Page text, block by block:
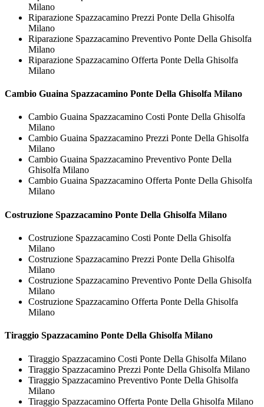
Milano
Riparazione Spazzacamino Prezzi Ponte Della Ghisolfa
Milano
Riparazione Spazzacamino Preventivo Ponte Della Ghisolfa
Milano
Riparazione Spazzacamino Offerta Ponte Della Ghisolfa
Milano
Cambio Guaina Spazzacamino Ponte Della Ghisolfa Milano
Cambio Guaina Spazzacamino Costi Ponte Della Ghisolfa
Milano
Cambio Guaina Spazzacamino Prezzi Ponte Della Ghisolfa
Milano
Cambio Guaina Spazzacamino Preventivo Ponte Della
Ghisolfa Milano
Cambio Guaina Spazzacamino Offerta Ponte Della Ghisolfa
Milano
Costruzione Spazzacamino Ponte Della Ghisolfa Milano
Costruzione Spazzacamino Costi Ponte Della Ghisolfa
Milano
Costruzione Spazzacamino Prezzi Ponte Della Ghisolfa
Milano
Costruzione Spazzacamino Preventivo Ponte Della Ghisolfa
Milano
Costruzione Spazzacamino Offerta Ponte Della Ghisolfa
Milano
Tiraggio Spazzacamino Ponte Della Ghisolfa Milano
Tiraggio Spazzacamino Costi Ponte Della Ghisolfa Milano
Tiraggio Spazzacamino Prezzi Ponte Della Ghisolfa Milano
Tiraggio Spazzacamino Preventivo Ponte Della Ghisolfa
Milano
Tiraggio Spazzacamino Offerta Ponte Della Ghisolfa Milano